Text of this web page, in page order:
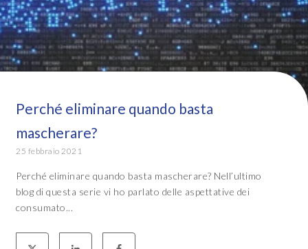
Perché eliminare quando basta
mascherare?
25 febbraio 2021
Perché eliminare quando basta mascherare? Nell’ultimo
blog di questa serie vi ho parlato delle aspettative dei
consumato...